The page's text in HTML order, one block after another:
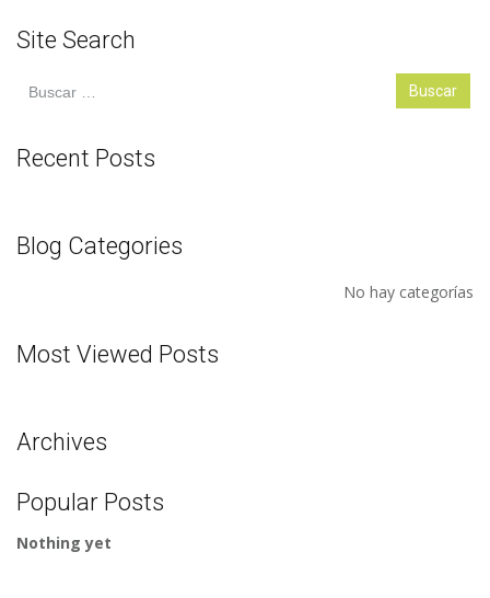
Site Search
Recent Posts
Blog Categories
No hay categorías
Most Viewed Posts
Archives
Popular Posts
Nothing yet